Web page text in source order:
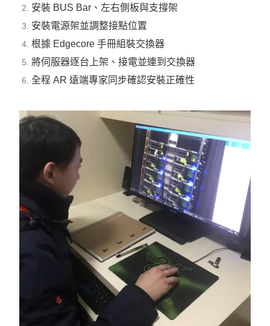
安裝 BUS Bar、左右側板與支撐架
安裝電源架並調整接點位置
根據 Edgecore 手冊組裝交換器
將伺服器逐台上架、接電並連到交換器
全程 AR 遠端專家同步確認安裝正確性